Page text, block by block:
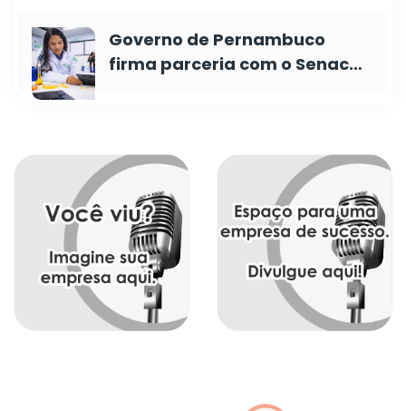
Governo de Pernambuco
firma parceria com o Senac…